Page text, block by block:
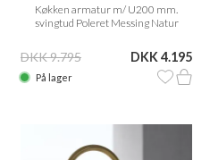
Køkken armatur m/ U200 mm.
svingtud Poleret Messing Natur
DKK 9.795 DKK 4.195
På lager